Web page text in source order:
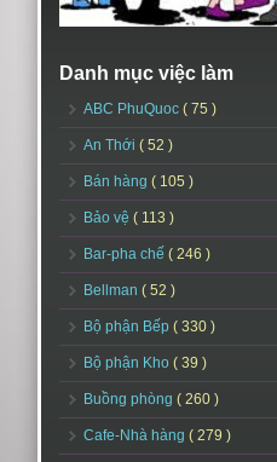
Danh mục việc làm
ABC PhuQuoc ( 75 )
An Thới ( 52 )
Bán hàng ( 105 )
Bảo vệ ( 113 )
Bar-pha chế ( 246 )
Bellman ( 52 )
Bộ phận Bếp ( 330 )
Bộ phận Kho ( 39 )
Buồng phòng ( 260 )
Cafe-Nhà hàng ( 279 )